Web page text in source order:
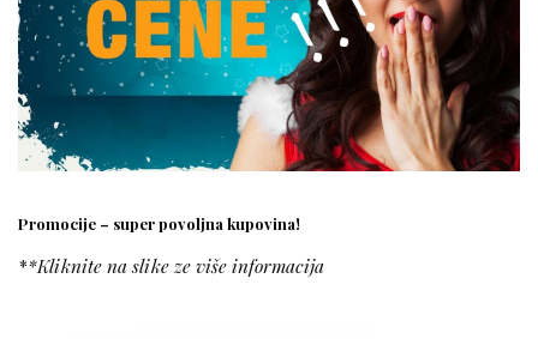
Promocije – super povoljna kupovina!
**Kliknite na slike ze više informacija